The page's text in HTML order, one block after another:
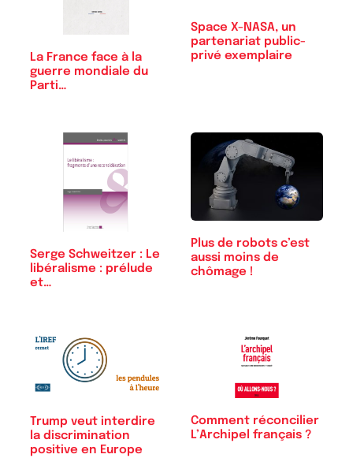
La France face à la
guerre mondiale du
Parti…
Space X-NASA, un
partenariat public-
privé exemplaire
Serge Schweitzer : Le
libéralisme : prélude
et…
Plus de robots c’est
aussi moins de
chômage !
Trump veut interdire
la discrimination
positive en Europe
Comment réconcilier
L’Archipel français ?